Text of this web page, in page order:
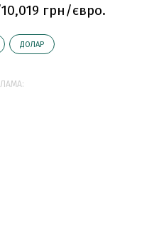
грн/євро.
ДОЛАР